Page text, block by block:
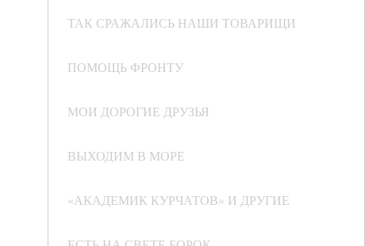
ТАК СРАЖАЛИСЬ НАШИ ТОВАРИЩИ
ПОМОЩЬ ФРОНТУ
МОИ ДОРОГИЕ ДРУЗЬЯ
ВЫХОДИМ В МОРЕ
«АКАДЕМИК КУРЧАТОВ» И ДРУГИЕ